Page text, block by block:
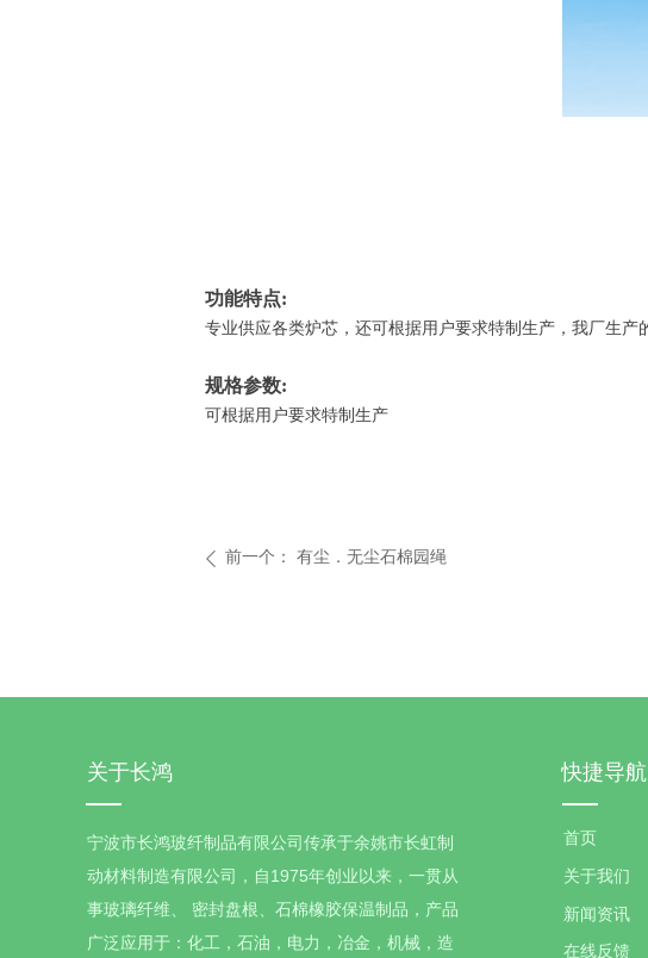
ꄴ 前一个： 有尘．无尘石棉园绳
功能特点:
专业供应各类炉芯，还可根据用户要求特制生产，我厂生
规格参数:
可根据用户要求特制生产
快捷导航
首页
关于我们
新闻资讯
在线反馈
宁波市长鸿玻纤制品有限公司传承于余姚市长虹制
动材料制造有限公司，自1975年创业以来，一贯从
事玻璃纤维、 密封盘根、石棉橡胶保温制品，产品
广泛应用于：化工，石油，电力，冶金，机械，造
关于长鸿